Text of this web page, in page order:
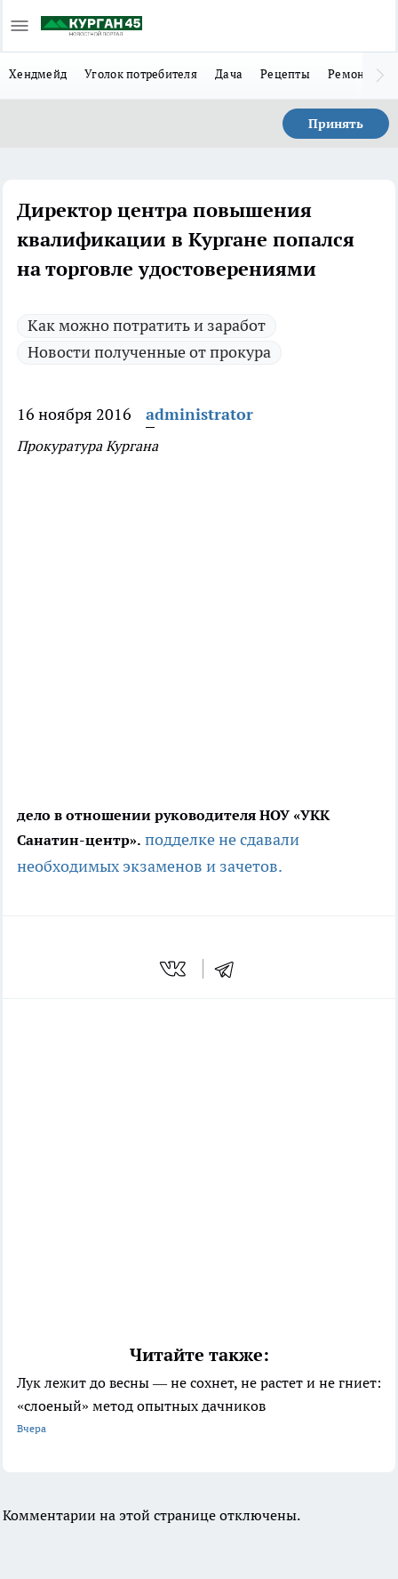
Хендмейд Уголок потребителя Дача Рецепты Ремонт
Принять
Директор центра повышения
квалификации в Кургане попался
на торговле удостоверениями
Как можно потратить и заработ
Новости полученные от прокура
16 ноября 2016 administrator
Прокуратура Кургана
дело в отношении руководителя НОУ «УКК
Санатин-центр». подделкене сдавали
необходимых экзаменов и зачетов.
Читайте также:
Лук лежит до весны — не сохнет, не растет и не гниет:
«слоеный» метод опытных дачников
Вчера
Комментарии на этой странице отключены.